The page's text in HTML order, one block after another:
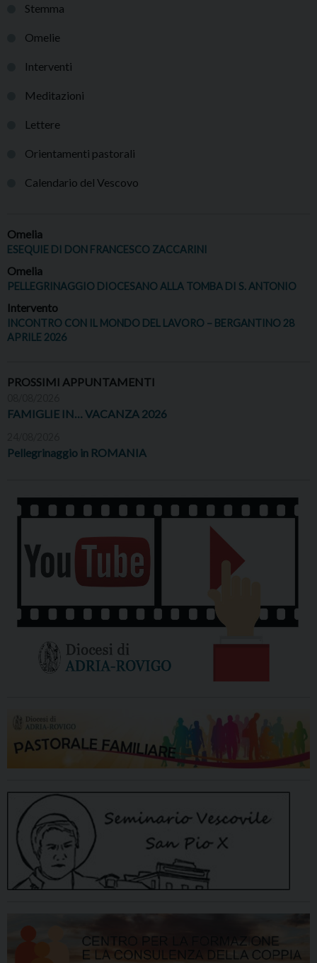
Stemma
Omelie
Interventi
Meditazioni
Lettere
Orientamenti pastorali
Calendario del Vescovo
Omelia
ESEQUIE DI DON FRANCESCO ZACCARINI
Omelia
PELLEGRINAGGIO DIOCESANO ALLA TOMBA DI S. ANTONIO
Intervento
INCONTRO CON IL MONDO DEL LAVORO – BERGANTINO 28
APRILE 2026
PROSSIMI APPUNTAMENTI
FAMIGLIE IN… VACANZA 2026
Pellegrinaggio in ROMANIA